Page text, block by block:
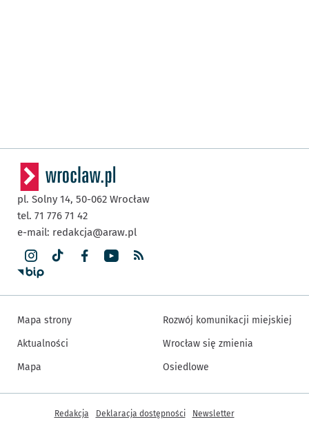
pl. Solny 14, 50-062 Wrocław
tel. 71 776 71 42
e-mail: redakcja@araw.pl
Mapa strony
Aktualności
Mapa
Rozwój komunikacji miejskiej
Wrocław się zmienia
Osiedlowe
Inne informacje
Redakcja Deklaracja dostępności Newsletter